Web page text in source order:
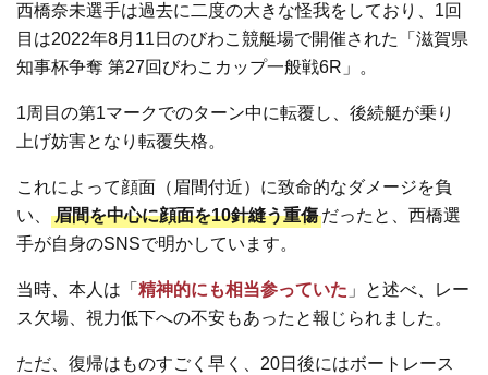
西橋奈未選手は過去に二度の大きな怪我をしており、1回
目は2022年8月11日のびわこ競艇場で開催された「滋賀県
知事杯争奪 第27回びわこカップ一般戦6R」。
1周目の第1マークでのターン中に転覆し、後続艇が乗り
上げ妨害となり転覆失格。
これによって顔面（眉間付近）に致命的なダメージを負
い、眉間を中心に顔面を10針縫う重傷 だったと、西橋選
手が自身のSNSで明かしています。
当時、本人は「精神的にも相当参っていた 」と述べ、レー
ス欠場、視力低下への不安もあったと報じられました。
ただ、復帰はものすごく早く、20日後にはボートレース